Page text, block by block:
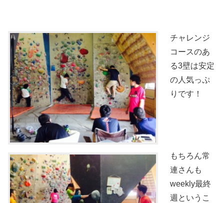
チャレンジ
コースのあ
る3壁は安定
の人気っぷ
りです！
もちろん常
連さんも
weekly最終
週というこ